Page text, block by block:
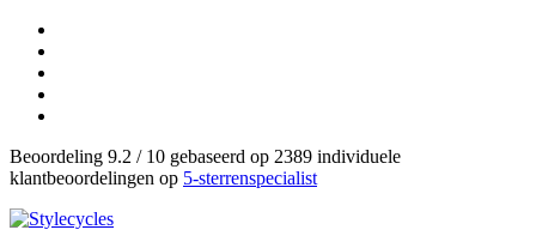
Beoordeling 9.2 / 10 gebaseerd op 2389 individuele
klantbeoordelingen op 5-sterrenspecialist